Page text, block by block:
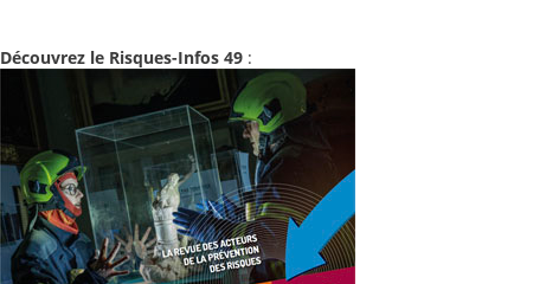
Découvrez le Risques-Infos 49 :